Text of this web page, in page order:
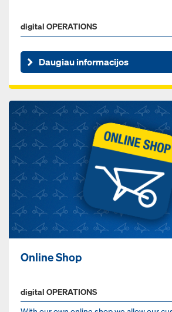
digital OPERATIONS
Daugiau informacijos
Online Shop
digital OPERATIONS